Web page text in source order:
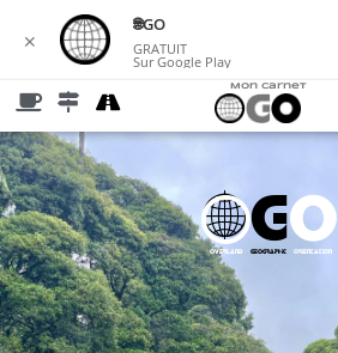
Mon Carnet
ÅGO
Overland geographic orientation
✕
🌐︎GO
GRATUIT
Sur Google Play